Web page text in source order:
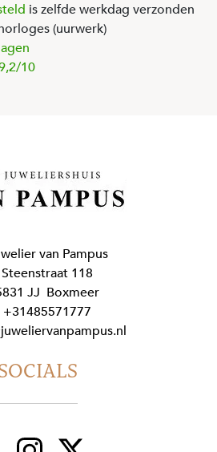
is zelfde werkdag verzonden
(uurwerk)
10
van Pampus
Steenstraat 118
JJ Boxmeer
+31485571777